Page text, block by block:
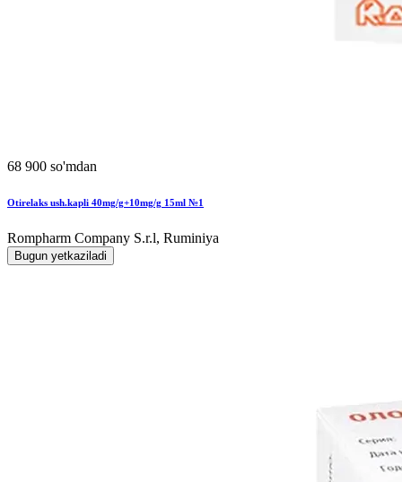
68 900 so'mdan
Otirelaks ush.kapli 40mg/g+10mg/g 15ml №1
Rompharm Company S.r.l, Ruminiya
Bugun yetkaziladi